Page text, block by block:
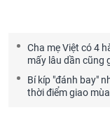
Cha mẹ Việt có 4
mấy lâu dần cũng
Bí kíp "đánh bay"
thời điểm giao mùa